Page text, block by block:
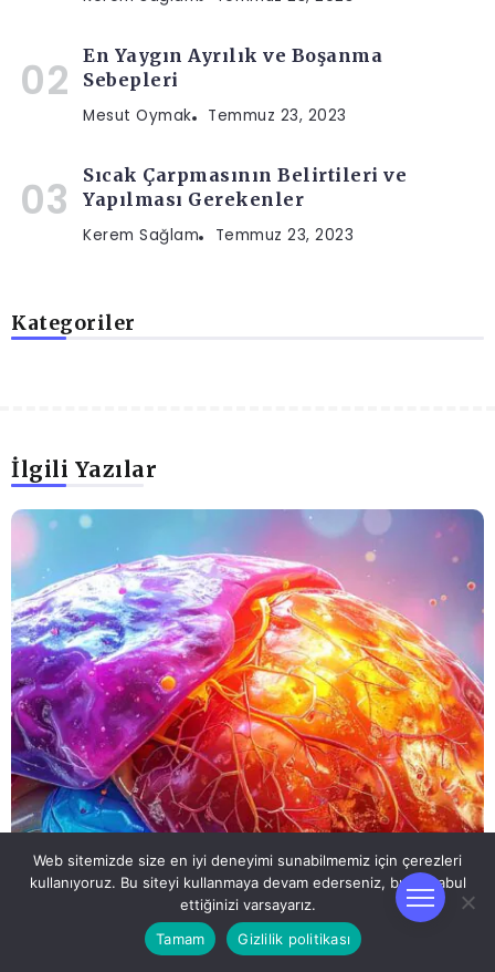
En Yaygın Ayrılık ve Boşanma
Sebepleri
Mesut Oymak Temmuz 23, 2023
Sıcak Çarpmasının Belirtileri ve
Yapılması Gerekenler
Kerem Sağlam Temmuz 23, 2023
Kategoriler
İlgili Yazılar
RÜYA TABIRLERI
Web sitemizde size en iyi deneyimi sunabilmemiz için çerezleri
kullanıyoruz. Bu siteyi kullanmaya devam ederseniz, bunu kabul
ettiğinizi varsayarız.
Tamam
Gizlilik politikası